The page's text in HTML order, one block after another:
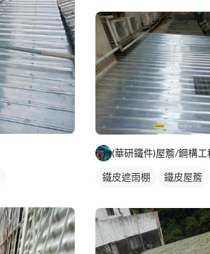
(華研鐵件)屋簷/鋼構工
鐵皮遮雨棚 鐵皮屋簷